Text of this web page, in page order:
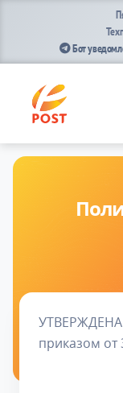
Бот
УТВЕРЖДЕНА
приказом от